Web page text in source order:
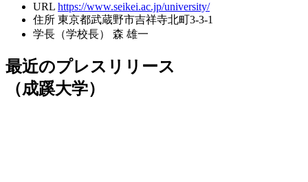
URL https://www.seikei.ac.jp/university/
住所 東京都武蔵野市吉祥寺北町3-3-1
学長（学校長）
森 雄一
最近のプレスリリース
（成蹊大学）